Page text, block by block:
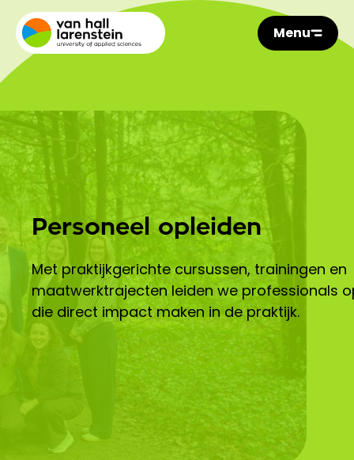
Menu
Personeel opleiden
Met praktijkgerichte cursussen, trainingen en
maatwerktrajecten leiden we professionals
die direct impact maken in de praktijk.